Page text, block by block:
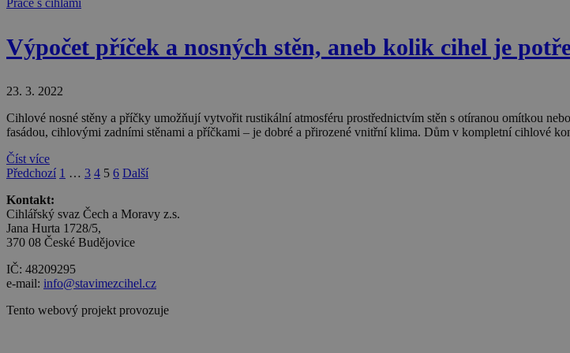
Výpočet příček a nosných stěn, aneb kolik cihel je
23. 3. 2022
Cihlové nosné stěny a příčky umožňují vytvořit rustikální atmosféru prostřednictvím stěn s otíranou omítkou
fasádou, cihlovými zadními stěnami a příčkami – je dobré a přirozené vnitřní klima. Dům v kompletní cihlové
Číst více
Předchozí 1 … 3 4 5 6 Další
Kontakt:
Cihlářský svaz Čech a Moravy z.s.
Jana Hurta 1728/5,
370 08 České Budějovice
IČ: 48209295
e-mail: info@stavimezcihel.cz
Tento webový projekt provozuje